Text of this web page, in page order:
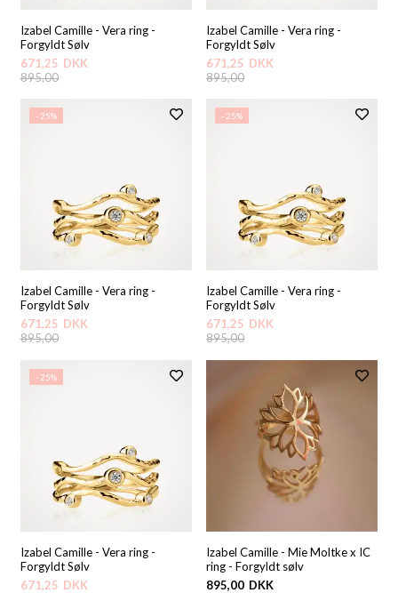
Izabel Camille - Vera ring -
Forgyldt Sølv
671,25 DKK
895,00
Izabel Camille - Vera ring -
Forgyldt Sølv
671,25 DKK
895,00
- 25%
Izabel Camille - Vera ring -
Forgyldt Sølv
671,25 DKK
895,00
- 25%
Izabel Camille - Vera ring -
Forgyldt Sølv
671,25 DKK
895,00
- 25%
Izabel Camille - Vera ring -
Forgyldt Sølv
671,25 DKK
Izabel Camille - Mie Moltke x IC
ring - Forgyldt sølv
895,00 DKK